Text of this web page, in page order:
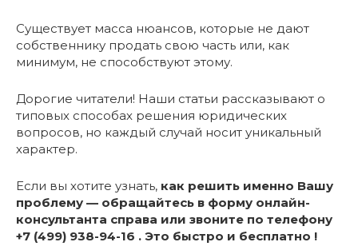
Существует масса нюансов, которые не дают
собственнику продать свою часть или, как
минимум, не способствуют этому.
Дорогие читатели! Наши статьи рассказывают о
типовых способах решения юридических
вопросов, но каждый случай носит уникальный
характер.
Если вы хотите узнать, как решить именно Вашу
проблему — обращайтесь в форму онлайн-
консультанта справа или звоните по телефону
+7 (499) 938-94-16 . Это быстро и бесплатно !